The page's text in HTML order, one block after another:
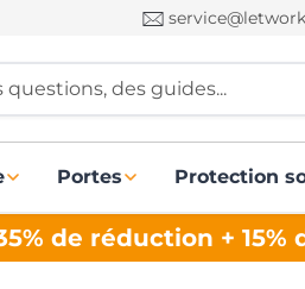
des guides...
Portes Protection
de réduction +